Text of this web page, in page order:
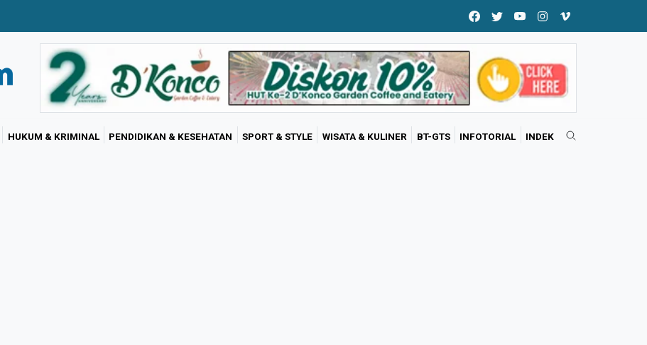
HUKUM & KRIMINAL PENDIDIKAN & KESEHATAN SPORT & STYLE WISATA & KULINER BT-GTS INFOTORIAL INDEK